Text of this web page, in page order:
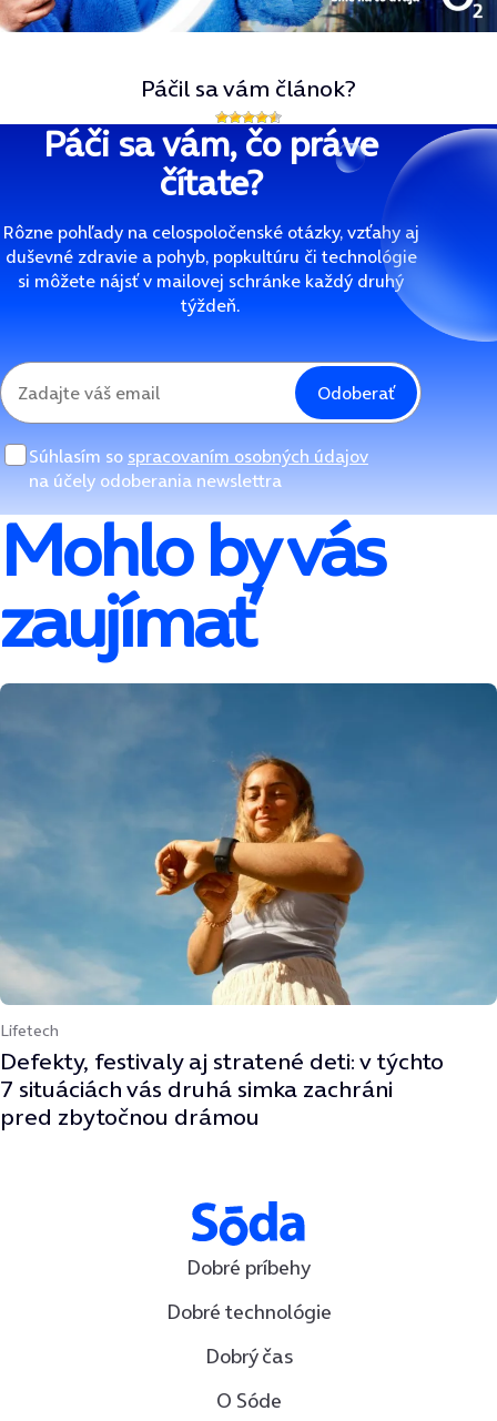
Páčil sa vám článok?
Páči sa vám, čo práve
čítate?
Rôzne pohľady na celospoločenské otázky, vzťahy aj
duševné zdravie a pohyb, popkultúru či technológie
si môžete nájsť v mailovej schránke každý druhý
týždeň.
Odoberať
Súhlasím so spracovaním osobných údajov
na účely odoberania newslettra
Mohlo by vás
zaujímať
Lifetech
Defekty, festivaly aj stratené deti: v týchto
7 situáciách vás druhá simka zachráni
pred zbytočnou drámou
Dobré príbehy
Dobré technológie
Dobrý čas
O Sóde